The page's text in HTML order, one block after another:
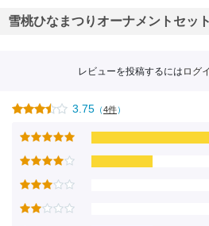
雪桃ひなまつりオーナメントセッ
レビューを投稿するには ログ
3.75 （4件）